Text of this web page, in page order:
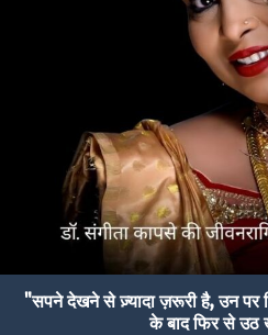
"सपने देखने से ज़्यादा ज़रूरी है, उन पर
के बाद फिर से उठ